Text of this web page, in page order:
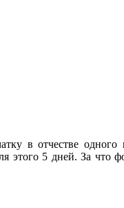
в отчестве
этого 5 дней. За